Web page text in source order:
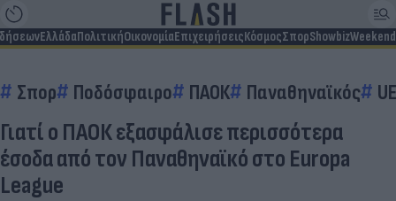
ΕλλάδαΠολιτικήΟικονομίαΕπιχειρήσειςΚόσμοςΣπορShowbizWeekend
Σπορ Ποδόσφαιρο ΠΑΟΚ Παναθηναϊκός
Γιατί ο ΠΑΟΚ εξασφάλισε περισσότερα
έσοδα από τον Παναθηναϊκό στο Europa
League